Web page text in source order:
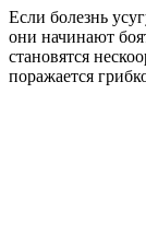
Если болезнь
они начинают
становятся
поражается